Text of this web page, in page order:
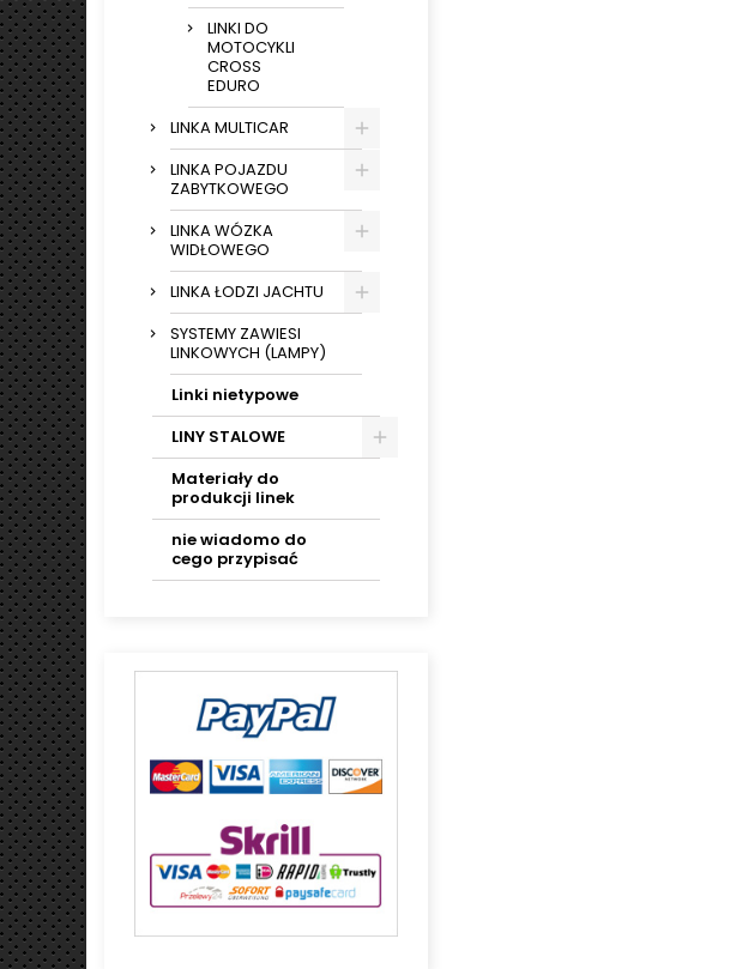
LINKI DO
MOTOCYKLI
CROSS
EDURO
LINKA MULTICAR
LINKA POJAZDU
ZABYTKOWEGO
LINKA WÓZKA
WIDŁOWEGO
LINKA ŁODZI JACHTU
SYSTEMY ZAWIESI
LINKOWYCH (LAMPY)
Linki nietypowe
LINY STALOWE
Materiały do
produkcji linek
nie wiadomo do
cego przypisać